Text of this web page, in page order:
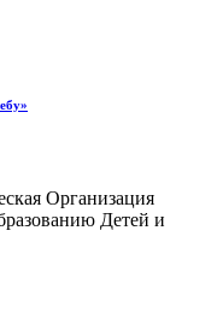
Организация
Детей и